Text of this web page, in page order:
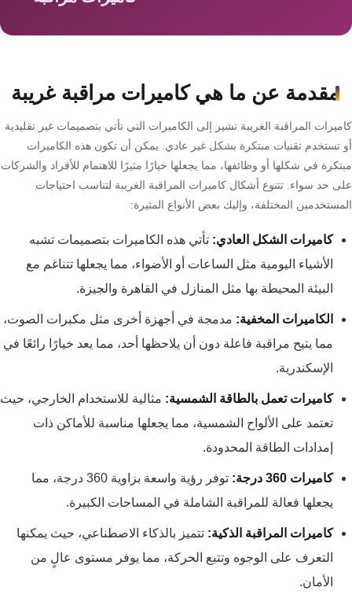
مقدمة عن ما هي كاميرات مراقبة غريبة
المراقبة الغريبة تشير إلى الكاميرات التي تأتي بتصميمات غير تقليدية
تستخدم تقنيات مبتكرة بشكل غير عادي. يمكن أن تكون هذه الكاميرات
في شكلها أو وظائفها، مما يجعلها خيارًا مثيرًا للاهتمام للأفراد والشركات
حد سواء. تتنوع أشكال كاميرات المراقبة الغريبة لتناسب احتياجات
المختلفة، وإليك بعض الأنواع المثيرة:
كاميرات الشكل العادي:تأتي هذه الكاميرات بتصميمات تشبه
الأشياء اليومية مثل الساعات أو الأضواء، مما يجعلها تتناغم مع
البيئة المحيطة بها مثل المنازل في القاهرة والجيزة.
الكاميرات المخفية:مدمجة في أجهزة أخرى مثل مكبرات الصوت،
مما يتيح مراقبة فاعلة دون أن يلاحظها أحد، مما يعد خيارًا رائعًا في
الإسكندرية.
كاميرات تعمل بالطاقة الشمسية:مثالية للاستخدام الخارجي، حيث
تعتمد على الألواح الشمسية، مما يجعلها مناسبة للأماكن ذات
إمدادات الطاقة المحدودة.
كاميرات 360 درجة:
توفر رؤية واسعة بزاوية 360 درجة، مما
يجعلها فعالة للمراقبة الشاملة في المساحات الكبيرة.
كاميرات المراقبة الذكية:تتميز بالذكاء الاصطناعي، حيث يمكنها
التعرف على الوجوه وتتبع الحركة، مما يوفر مستوى عالٍ من
الأمان.
هوم
سيستم
حلول
أمنية
للشركات
والمصانع
جهاز
بصمة
الحضور
والانصراف
تقوية
المحمول
والانترنت
انتركم
إنذار
السرقة